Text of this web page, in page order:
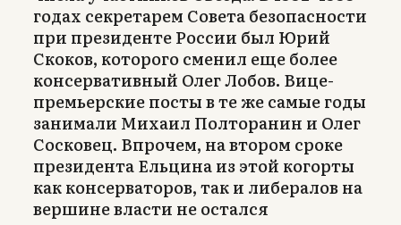
годах секретарем Совета безопасности
при президенте России был Юрий
Скоков, которого сменил еще более
консервативный Олег Лобов. Вице-
премьерские посты в те же самые годы
занимали Михаил Полторанин и Олег
Сосковец. Впрочем, на втором сроке
президента Ельцина из этой когорты
как консерваторов, так и либералов на
вершине власти не остался